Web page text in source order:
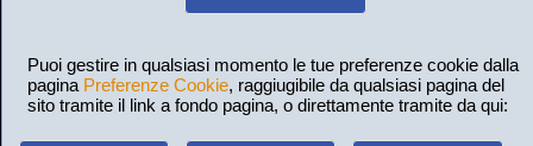
Puoi gestire in qualsiasi momento le tue preferenze cookie dalla
pagina Preferenze Cookie, raggiugibile da qualsiasi pagina del
sito tramite il link a fondo pagina, o direttamente tramite da qui: